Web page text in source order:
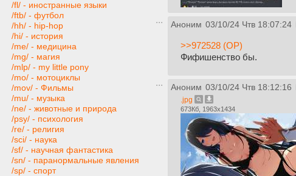
/fl/ - иностранные языки
/ftb/ - футбол
/hh/ - hip-hop
/hi/ - история
/me/ - медицина
/mg/ - магия
/mlp/ - my little pony
/mo/ - мотоциклы
/mov/ - Фильмы
/mu/ - музыка
/ne/ - животные и природа
/psy/ - психология
/re/ - религия
/sci/ - наука
/sf/ - научная фантастика
/sn/ - паранормальные явления
/sp/ - спорт
Аноним 03/10/24 Чтв 18:07:24
>>972528 (OP)
Фифишенство бы.
Аноним 03/10/24 Чтв 18:12:16
.jpg
673Кб, 1963x1434